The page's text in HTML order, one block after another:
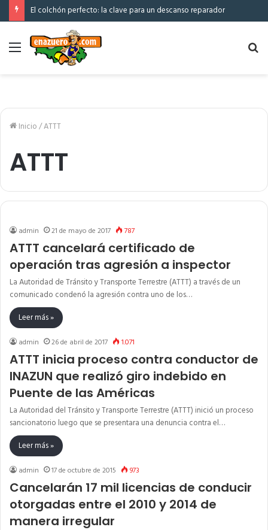
El colchón perfecto: la clave para un descanso reparador
Menú
Inicio/ATTT
ATTT
admin 21 de mayo de 2017 787
ATTT cancelará certificado de
operación tras agresión a inspector
La Autoridad de Tránsito y Transporte Terrestre (ATTT) a través de un
comunicado condenó la agresión contra uno de los…
Leer más »
admin 26 de abril de 2017 1.071
ATTT inicia proceso contra conductor de
INAZUN que realizó giro indebido en
Puente de las Américas
La Autoridad del Tránsito y Transporte Terrestre (ATTT) inició un proceso
sancionatorio luego que se presentara una denuncia contra el…
Leer más »
admin 17 de octubre de 2015 973
Cancelarán 17 mil licencias de conducir
otorgadas entre el 2010 y 2014 de
manera irregular